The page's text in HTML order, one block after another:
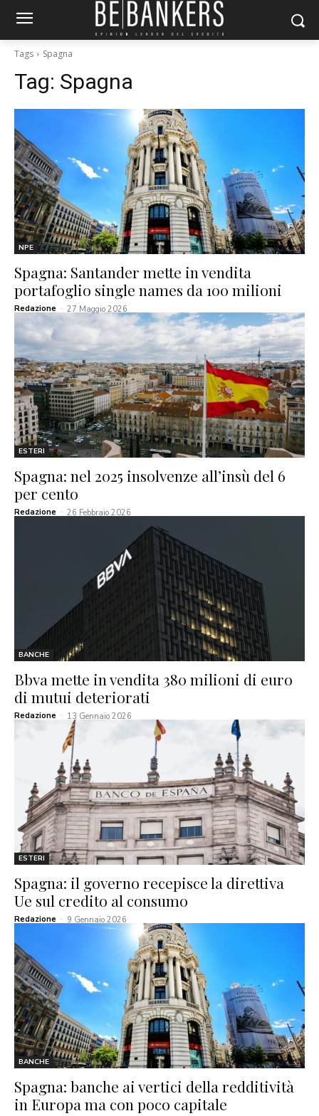
Tags Spagna
Tag: Spagna
NPE
Spagna: Santander mette in vendita
portafoglio single names da 100 milioni
Redazione - 27 Maggio 2026
ESTERI
Spagna: nel 2025 insolvenze all’insù del 6
per cento
Redazione - 26 Febbraio 2026
BANCHE
Bbva mette in vendita 380 milioni di euro
di mutui deteriorati
Redazione - 13 Gennaio 2026
ESTERI
Spagna: il governo recepisce la direttiva
Ue sul credito al consumo
Redazione - 9 Gennaio 2026
BANCHE
Spagna: banche ai vertici della redditività
in Europa ma con poco capitale